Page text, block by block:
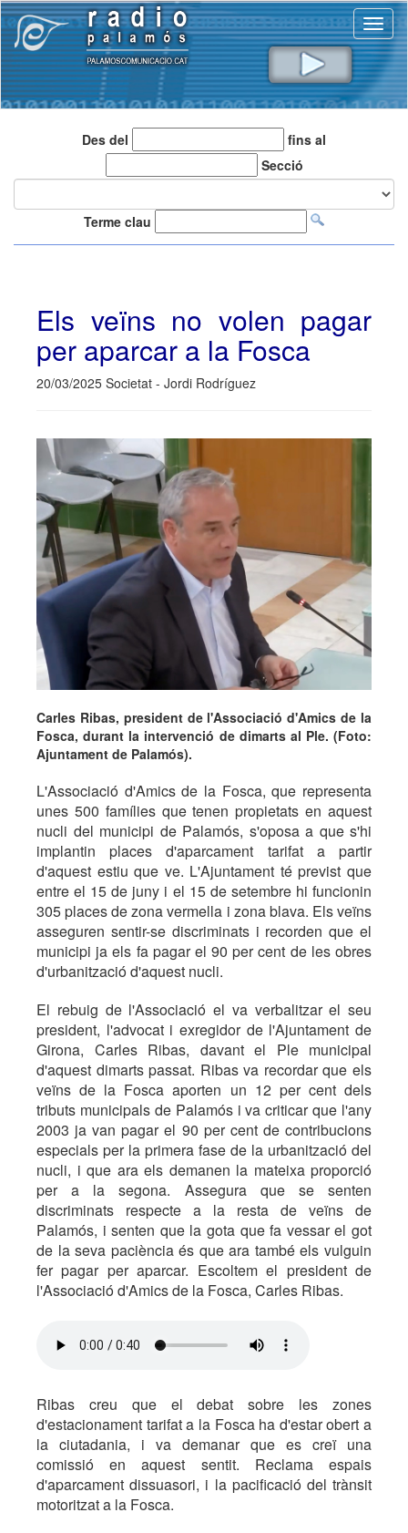
Des del
fins al
Secció
Terme clau
Els veïns no volen pagar
per aparcar a la Fosca
20/03/2025 Societat - Jordi Rodríguez
Carles Ribas, president de l'Associació d'Amics de la
Fosca, durant la intervenció de dimarts al Ple. (Foto:
Ajuntament de Palamós).
L'Associació d'Amics de la Fosca, que representa
unes 500 famílies que tenen propietats en aquest
nucli del municipi de Palamós, s'oposa a que s'hi
implantin places d'aparcament tarifat a partir
d'aquest estiu que ve. L'Ajuntament té previst que
entre el 15 de juny i el 15 de setembre hi funcionin
305 places de zona vermella i zona blava. Els veïns
asseguren sentir-se discriminats i recorden que el
municipi ja els fa pagar el 90 per cent de les obres
d'urbanització d'aquest nucli.
El rebuig de l'Associació el va verbalitzar el seu
president, l'advocat i exregidor de l'Ajuntament de
Girona, Carles Ribas, davant el Ple municipal
d'aquest dimarts passat. Ribas va recordar que els
veïns de la Fosca aporten un 12 per cent dels
tributs municipals de Palamós i va criticar que l'any
2003 ja van pagar el 90 per cent de contribucions
especials per la primera fase de la urbanització del
nucli, i que ara els demanen la mateixa proporció
per a la segona. Assegura que se senten
discriminats respecte a la resta de veïns de
Palamós, i senten que la gota que fa vessar el got
de la seva paciència és que ara també els vulguin
fer pagar per aparcar. Escoltem el president de
l'Associació d'Amics de la Fosca, Carles Ribas.
Ribas creu que el debat sobre les zones
d'estacionament tarifat a la Fosca ha d'estar obert a
la ciutadania, i va demanar que es creï una
comissió en aquest sentit. Reclama espais
d'aparcament dissuasori, i la pacificació del trànsit
motoritzat a la Fosca.